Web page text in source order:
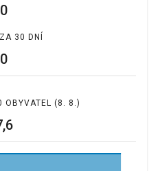
0
30 DNÍ
0
OBYVATEL (8. 8.)